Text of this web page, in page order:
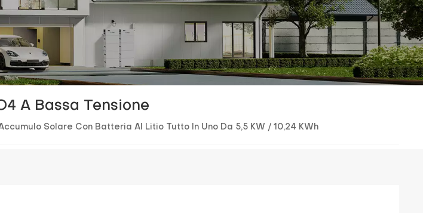
A Bassa Tensione
Solare Con Batteria Al Litio Tutto In Uno Da 5,5 KW / 10,24 KWh